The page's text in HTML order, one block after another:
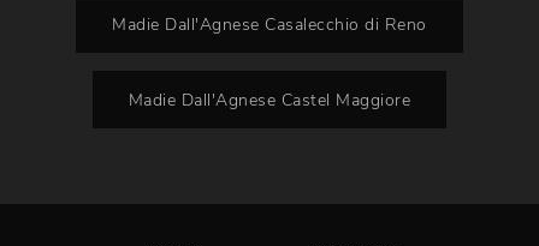
Madie Dall'Agnese Casalecchio di Reno
Madie Dall'Agnese Castel Maggiore